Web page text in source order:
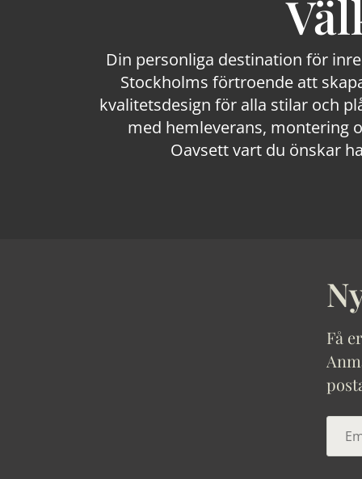
Din personliga destination för
Stockholms förtroende att
kvalitetsdesign för alla stilar och
med hemleverans, montering
Oavsett vart du önskar
Få